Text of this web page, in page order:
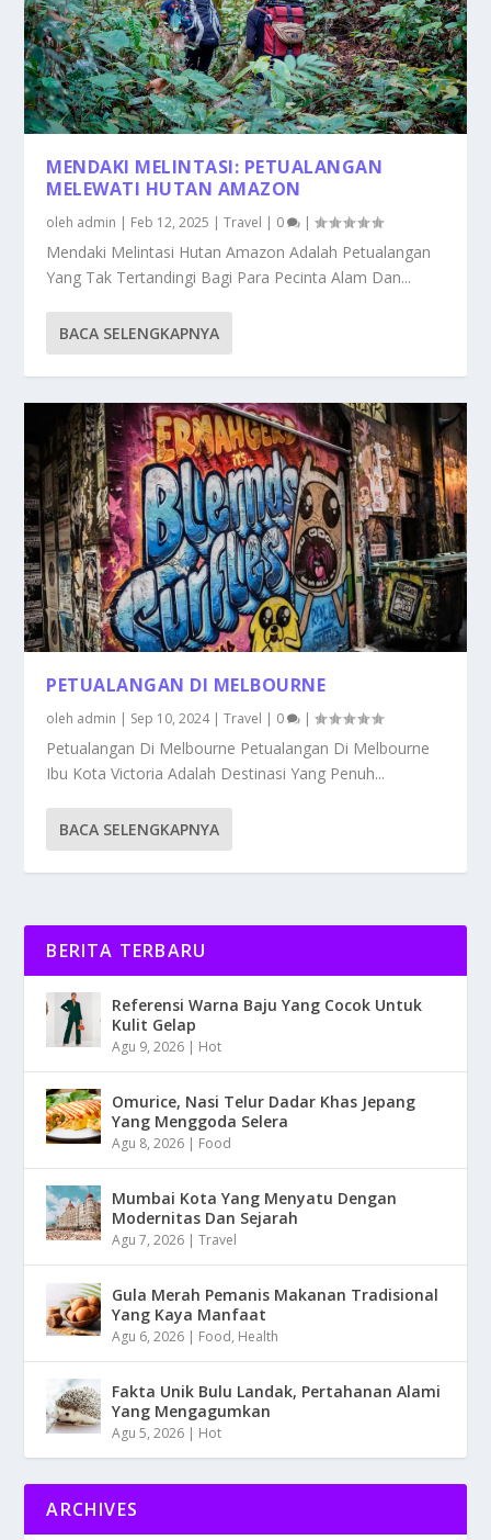
MENDAKI MELINTASI: PETUALANGAN
MELEWATI HUTAN AMAZON
oleh admin | Feb 12, 2025 |Travel | 0 |
Mendaki Melintasi Hutan Amazon Adalah Petualangan
Yang Tak Tertandingi Bagi Para Pecinta Alam Dan...
BACA SELENGKAPNYA
PETUALANGAN DI MELBOURNE
oleh admin | Sep 10, 2024|Travel | 0 |
Petualangan Di Melbourne Petualangan Di Melbourne
Ibu Kota Victoria Adalah Destinasi Yang Penuh...
BACA SELENGKAPNYA
BERITA TERBARU
Referensi Warna Baju Yang Cocok Untuk
Kulit Gelap
Agu 9, 2026 | Hot
Omurice, Nasi Telur Dadar Khas Jepang
Yang Menggoda Selera
Agu 8, 2026 | Food
Mumbai Kota Yang Menyatu Dengan
Modernitas Dan Sejarah
Agu 7, 2026 |Travel
Gula Merah Pemanis Makanan Tradisional
Yang Kaya Manfaat
Agu 6, 2026 | Food, Health
Fakta Unik Bulu Landak, Pertahanan Alami
Yang Mengagumkan
Agu 5, 2026 | Hot
ARCHIVES